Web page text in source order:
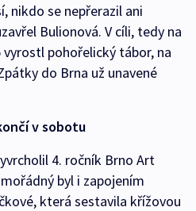
nikdo se nepřerazil ani
Bulionová. V cíli, tedy na
pohořelický tábor, na
do Brna už unavené
v sobotu
4. ročník Brno Art
byl i zapojením
která sestavila křížovou